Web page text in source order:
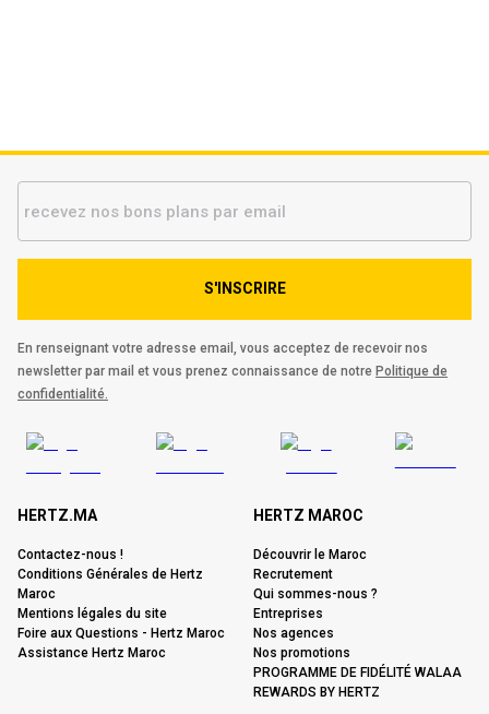
S'INSCRIRE
En renseignant votre adresse email, vous acceptez de recevoir nos
newsletter par mail et vous prenez connaissance de notre Politique de
confidentialité.
HERTZ.MA
Contactez-nous !
Conditions Générales de Hertz
Maroc
Mentions légales du site
Foire aux Questions - Hertz Maroc
Assistance Hertz Maroc
HERTZ MAROC
Découvrir le Maroc
Recrutement
Qui sommes-nous ?
Entreprises
Nos agences
Nos promotions
PROGRAMME DE FIDÉLITÉ WALAA
REWARDS BY HERTZ